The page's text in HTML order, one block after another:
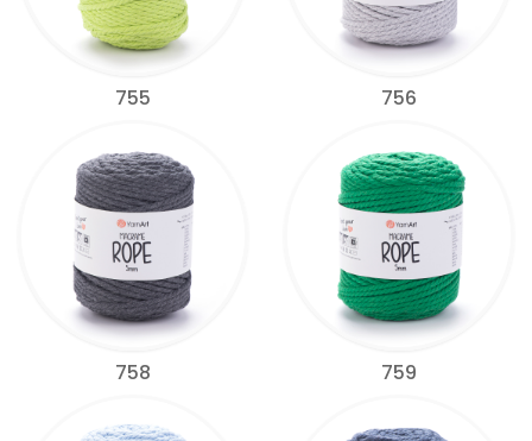
755 756
758 759